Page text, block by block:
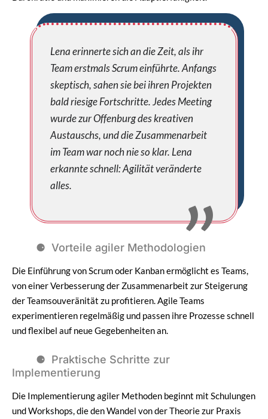
Lena erinnerte sich an die Zeit, als ihr
Team erstmals Scrum einführte. Anfangs
skeptisch, sahen sie bei ihren Projekten
bald riesige Fortschritte. Jedes Meeting
wurde zur Offenburg des kreativen
Austauschs, und die Zusammenarbeit
im Team war noch nie so klar. Lena
erkannte schnell: Agilität veränderte
alles.
Vorteile agiler Methodologien
Die Einführung von Scrum oder Kanban ermöglicht es Teams,
von einer Verbesserung der Zusammenarbeit zur Steigerung
der Teamsouveränität zu profitieren. Agile Teams
experimentieren regelmäßig und passen ihre Prozesse schnell
und flexibel auf neue Gegebenheiten an.
Praktische Schritte zur
Implementierung
Die Implementierung agiler Methoden beginnt mit Schulungen
und Workshops, die den Wandel von der Theorie zur Praxis